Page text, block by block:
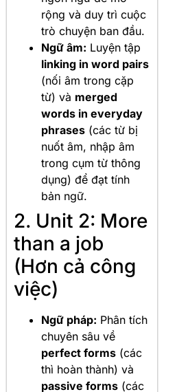
rộng và duy trì cuộc
trò chuyện ban đầu.
Ngữ âm: Luyện tập
linking in word pairs
(nối âm trong cặp
từ) và merged
words in everyday
phrases (các từ bị
nuốt âm, nhập âm
trong cụm từ thông
dụng) để đạt tính
bản ngữ.
2. Unit 2: More
than a job
(Hơn cả công
việc)
Ngữ pháp: Phân tích
chuyên sâu về
perfect forms (các
thì hoàn thành) và
passive forms (các